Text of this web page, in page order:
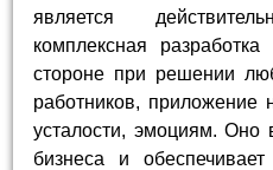
является
комплексная
стороне при решении
работников, приложение
усталости, эмоциям. Оно
бизнеса и